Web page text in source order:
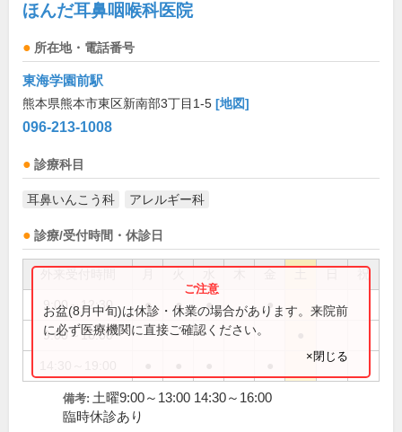
ほんだ耳鼻咽喉科医院
所在地・電話番号
東海学園前駅
熊本県熊本市東区新南部3丁目1-5 [地図]
096-213-1008
診療科目
耳鼻いんこう科 アレルギー科
診療/受付時間・休診日
祝
9:00～12:30 ● ● ● ●
9:00～16:00
お盆(8月中旬)は休診・休業の場合があります。来院前
に必ず医療機関に直接ご確認ください。
×閉じる
備考: 土曜9:00～13:00 14:30～16:00
臨時休診あり